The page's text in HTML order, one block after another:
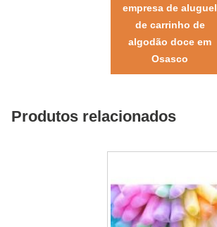
empresa de aluguel
de carrinho de
algodão doce em
Osasco
Produtos relacionados